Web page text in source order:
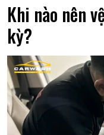
Khi nào nên
kỳ?